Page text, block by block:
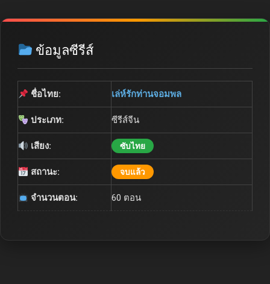
ข้อมูลซีรีส์
ชื่อไทย: เล่ห์รักท่านจอมพล
ประเภท: ซีรีส์จีน
เสียง: ซับไทย
สถานะ: จบแล้ว
จำนวนตอน: 60 ตอน